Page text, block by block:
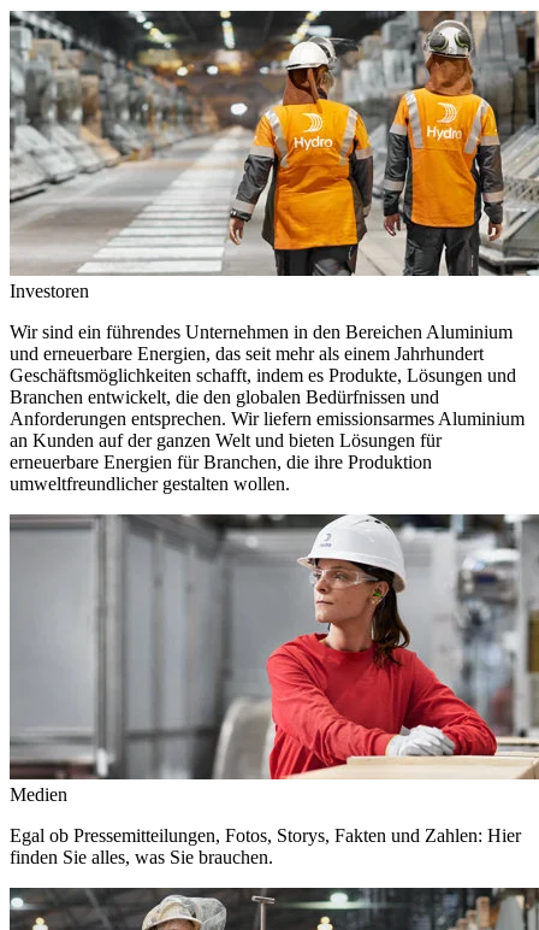
Investoren
Wir sind ein führendes Unternehmen in den Bereichen Aluminium
und erneuerbare Energien, das seit mehr als einem Jahrhundert
Geschäftsmöglichkeiten schafft, indem es Produkte, Lösungen und
Branchen entwickelt, die den globalen Bedürfnissen und
Anforderungen entsprechen. Wir liefern emissionsarmes Aluminium
an Kunden auf der ganzen Welt und bieten Lösungen für
erneuerbare Energien für Branchen, die ihre Produktion
umweltfreundlicher gestalten wollen.
Medien
Egal ob Pressemitteilungen, Fotos, Storys, Fakten und Zahlen: Hier
finden Sie alles, was Sie brauchen.